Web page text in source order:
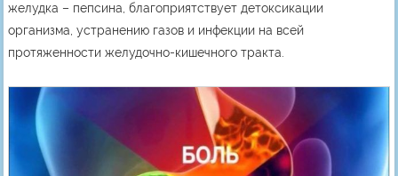
желудка – пепсина, благоприятствует детоксикации
организма, устранению газов и инфекции на всей
протяженности желудочно-кишечного тракта.